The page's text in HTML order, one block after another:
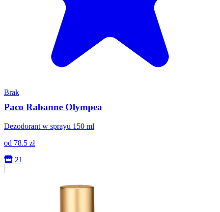
Brak
Paco Rabanne Olympea
Dezodorant w sprayu 150 ml
od 78.5 zł
21